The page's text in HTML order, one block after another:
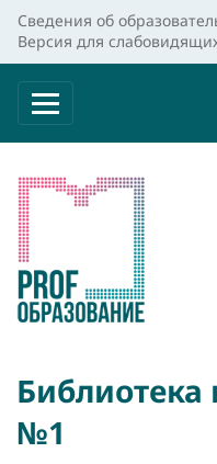
Сведения об
Версия для
№1